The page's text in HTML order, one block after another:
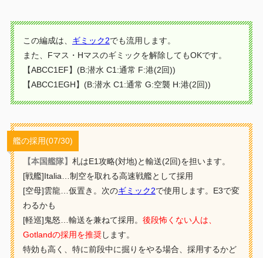
この編成は、 ギミック2でも流用します。
また、Fマス・Hマスのギミックを解除してもOKです。
【ABCC1EF】(B:潜水 C1:通常 F:港(2回))
【ABCC1EGH】(B:潜水 C1:通常 G:空襲 H:港(2回))
艦の採用(07/30)
【本国艦隊】 札はE1攻略(対地)と輸送(2回)を担います。
[戦艦]Italia…制空を取れる高速戦艦として採用
[空母]雲龍…仮置き。次のギミック2で使用します。E3で変
わるかも
[軽巡]鬼怒…輸送を兼ねて採用。 後段怖くない人は、
Gotlandの採用を推奨します。
特効も高く、特に前段中に掘りをやる場合、採用するかど